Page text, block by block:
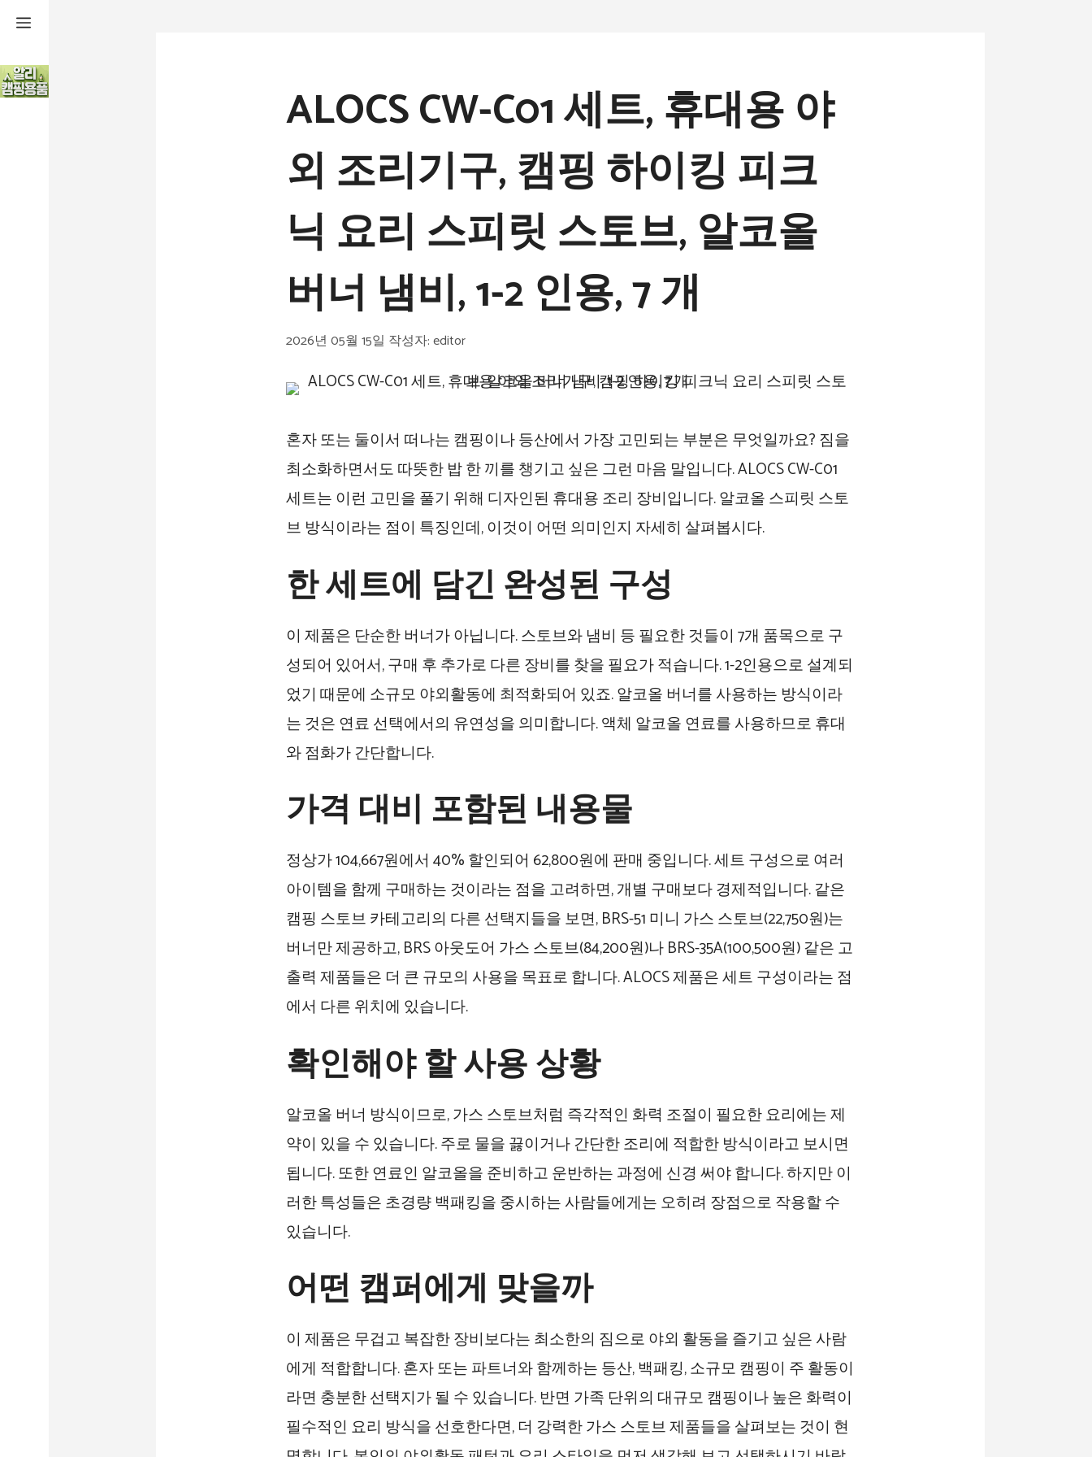
츠
로
ALOCS CW-C01 세트, 휴대용 야
외 조리기구, 캠핑 하이킹 피크
닉 요리 스피릿 스토브, 알코올
버너 냄비, 1-2 인용, 7 개
2026년 05월 15일 작성자:editor
혼자 또는 둘이서 떠나는 캠핑이나 등산에서 가장 고민되는 부분은 무엇일까요? 짐을
최소화하면서도 따뜻한 밥 한 끼를 챙기고 싶은 그런 마음 말입니다. ALOCS CW-C01
세트는 이런 고민을 풀기 위해 디자인된 휴대용 조리 장비입니다. 알코올 스피릿 스토
브 방식이라는 점이 특징인데, 이것이 어떤 의미인지 자세히 살펴봅시다.
한 세트에 담긴 완성된 구성
이 제품은 단순한 버너가 아닙니다. 스토브와 냄비 등 필요한 것들이 7개 품목으로 구
성되어 있어서, 구매 후 추가로 다른 장비를 찾을 필요가 적습니다. 1-2인용으로 설계되
었기 때문에 소규모 야외활동에 최적화되어 있죠. 알코올 버너를 사용하는 방식이라
는 것은 연료 선택에서의 유연성을 의미합니다. 액체 알코올 연료를 사용하므로 휴대
와 점화가 간단합니다.
가격 대비 포함된 내용물
정상가 104,667원에서 40% 할인되어 62,800원에 판매 중입니다. 세트 구성으로 여러
아이템을 함께 구매하는 것이라는 점을 고려하면, 개별 구매보다 경제적입니다. 같은
캠핑 스토브 카테고리의 다른 선택지들을 보면, BRS-51 미니 가스 스토브(22,750원)는
버너만 제공하고, BRS 아웃도어 가스 스토브(84,200원)나 BRS-35A(100,500원) 같은 고
출력 제품들은 더 큰 규모의 사용을 목표로 합니다. ALOCS 제품은 세트 구성이라는 점
에서 다른 위치에 있습니다.
확인해야 할 사용 상황
알코올 버너 방식이므로, 가스 스토브처럼 즉각적인 화력 조절이 필요한 요리에는 제
약이 있을 수 있습니다. 주로 물을 끓이거나 간단한 조리에 적합한 방식이라고 보시면
됩니다. 또한 연료인 알코올을 준비하고 운반하는 과정에 신경 써야 합니다. 하지만 이
러한 특성들은 초경량 백패킹을 중시하는 사람들에게는 오히려 장점으로 작용할 수
있습니다.
어떤 캠퍼에게 맞을까
이 제품은 무겁고 복잡한 장비보다는 최소한의 짐으로 야외 활동을 즐기고 싶은 사람
에게 적합합니다. 혼자 또는 파트너와 함께하는 등산, 백패킹, 소규모 캠핑이 주 활동이
라면 충분한 선택지가 될 수 있습니다. 반면 가족 단위의 대규모 캠핑이나 높은 화력이
필수적인 요리 방식을 선호한다면, 더 강력한 가스 스토브 제품들을 살펴보는 것이 현